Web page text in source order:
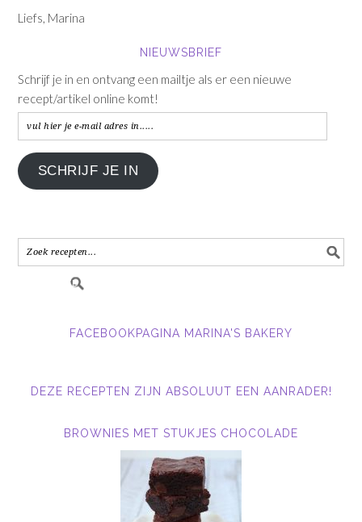
Liefs, Marina
NIEUWSBRIEF
Schrijf je in en ontvang een mailtje als er een nieuwe
recept/artikel online komt!
vul
hier
je
e-
in.....
SCHRIJF JE IN
FACEBOOKPAGINA MARINA'S BAKERY
DEZE RECEPTEN ZIJN ABSOLUUT EEN AANRADER!
BROWNIES MET STUKJES CHOCOLADE